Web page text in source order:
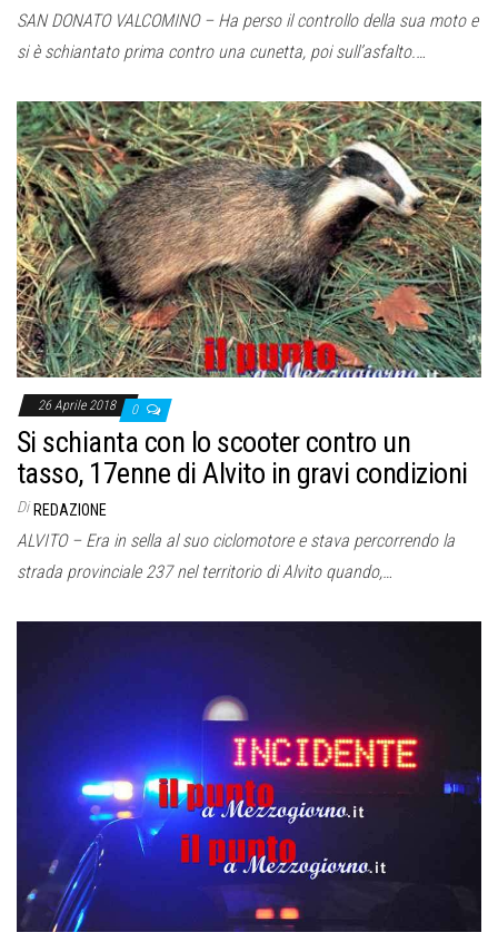
SAN DONATO VALCOMINO – Ha perso il controllo della sua moto e
si è schiantato prima contro una cunetta, poi sull’asfalto.…
26 Aprile 2018 0
Si schianta con lo scooter contro un
tasso, 17enne di Alvito in gravi condizioni
Di REDAZIONE
ALVITO – Era in sella al suo ciclomotore e stava percorrendo la
strada provinciale 237 nel territorio di Alvito quando,…